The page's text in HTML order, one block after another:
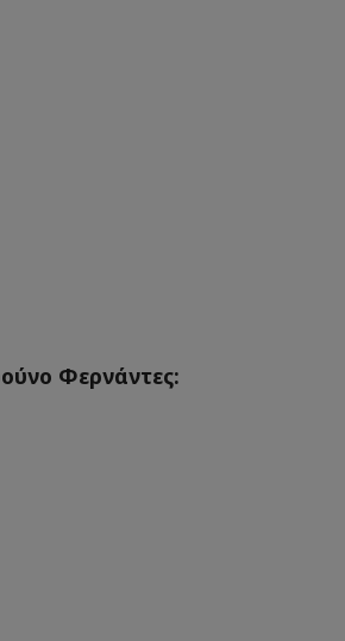
Φερνάντες: